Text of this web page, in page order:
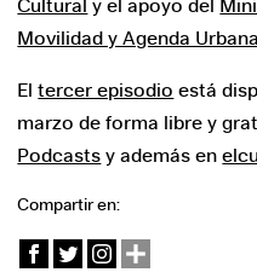
Cultural y el apoyo del
Movilidad y Agenda
Eltercer episodio está
marzo de forma libre y
Podcasts y además en
Compartir en: